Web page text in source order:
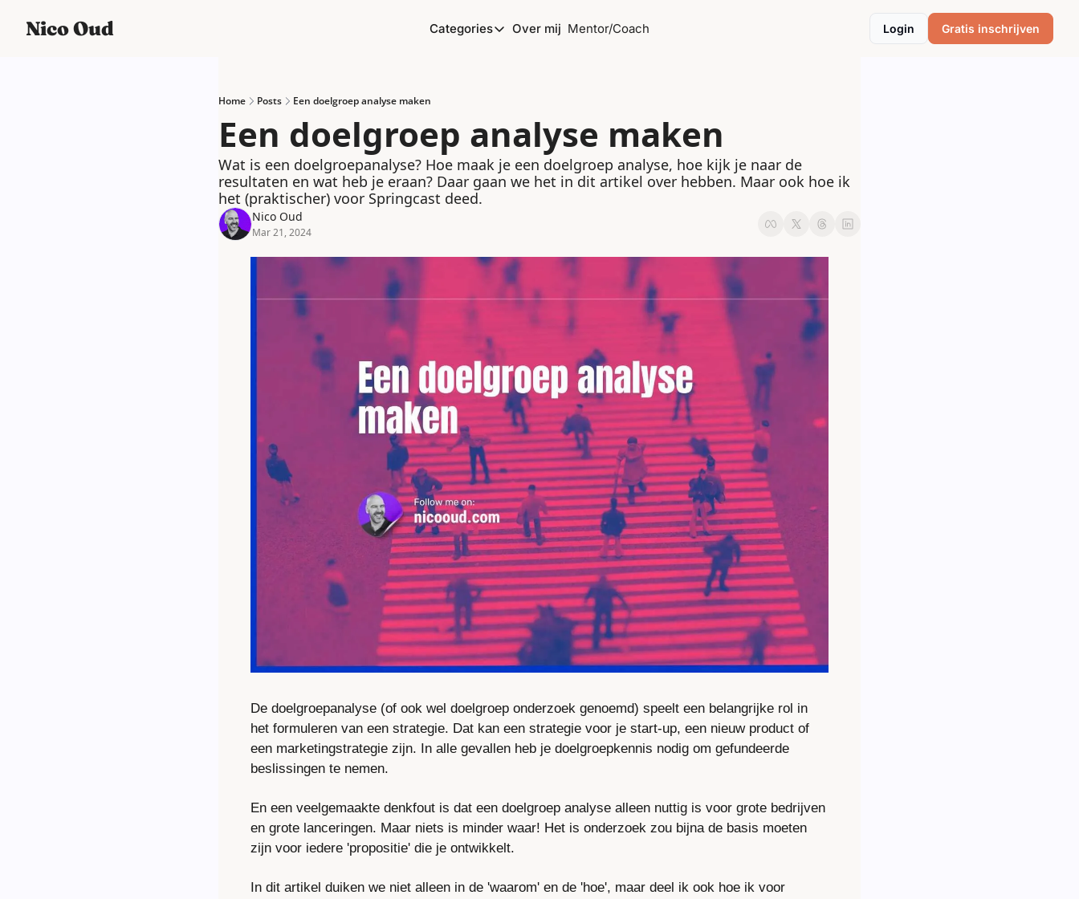
Nico Oud Categories
Categories
Personal development
Podcasting
Productiviteit
Over mij Mentor/Coach Login Gratis inschrijven
Home Posts Een doelgroep analyse maken
Een doelgroep analyse maken
Wat is een doelgroepanalyse? Hoe maak je een doelgroep analyse, hoe kijk je naar de
resultaten en wat heb je eraan? Daar gaan we het in dit artikel over hebben. Maar ook hoe ik
het (praktischer) voor Springcast deed.
Nico Oud
Mar 21, 2024
De doelgroepanalyse (of ook wel doelgroep onderzoek genoemd) speelt een belangrijke rol in
het formuleren van een strategie. Dat kan een strategie voor je start-up, een nieuw product of
een marketingstrategie zijn. In alle gevallen heb je doelgroepkennis nodig om gefundeerde
beslissingen te nemen.
En een veelgemaakte denkfout is dat een doelgroep analyse alleen nuttig is voor grote bedrijven
en grote lanceringen. Maar niets is minder waar! Het is onderzoek zou bijna de basis moeten
zijn voor iedere 'propositie' die je ontwikkelt.
In dit artikel duiken we niet alleen in de 'waarom' en de 'hoe', maar deel ik ook hoe ik voor